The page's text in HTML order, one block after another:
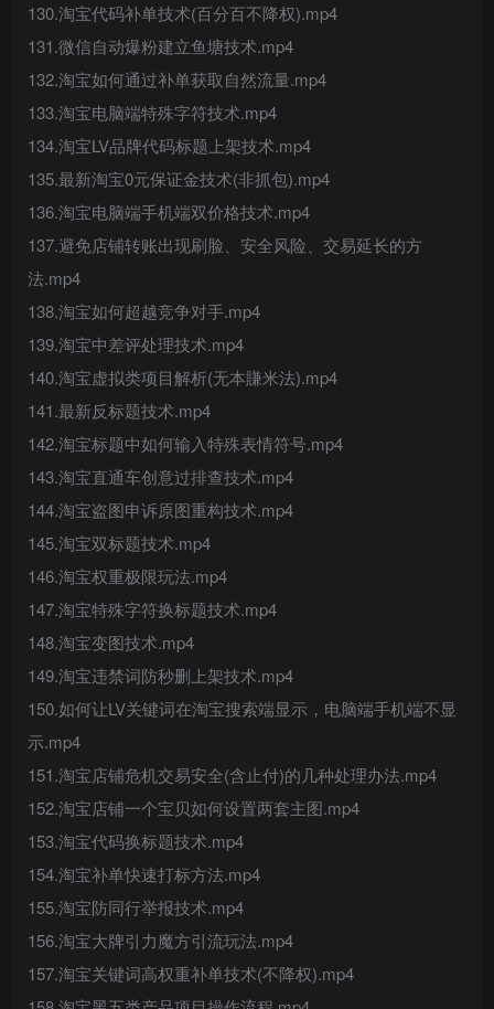
130.淘宝代码补单技术(百分百不降权).mp4
131.微信自动爆粉建立鱼塘技术.mp4
132.淘宝如何通过补单获取自然流量.mp4
133.淘宝电脑端特殊字符技术.mp4
134.淘宝LV品牌代码标题上架技术.mp4
135.最新淘宝0元保证金技术(非抓包).mp4
136.淘宝电脑端手机端双价格技术.mp4
137.避免店铺转账出现刷脸、安全风险、交易延长的方
法.mp4
138.淘宝如何超越竞争对手.mp4
139.淘宝中差评处理技术.mp4
140.淘宝虚拟类项目解析(无本賺米法).mp4
141.最新反标题技术.mp4
142.淘宝标题中如何输入特殊表情符号.mp4
143.淘宝直通车创意过排查技术.mp4
144.淘宝盗图申诉原图重构技术.mp4
145.淘宝双标题技术.mp4
146.淘宝权重极限玩法.mp4
147.淘宝特殊字符换标题技术.mp4
148.淘宝变图技术.mp4
149.淘宝违禁词防秒删上架技术.mp4
150.如何让LV关键词在淘宝搜索端显示，电脑端手机端不显
示.mp4
151.淘宝店铺危机交易安全(含止付)的几种处理办法.mp4
152.淘宝店铺一个宝贝如何设置两套主图.mp4
153.淘宝代码换标题技术.mp4
154.淘宝补单快速打标方法.mp4
155.淘宝防同行举报技术.mp4
156.淘宝大牌引力魔方引流玩法.mp4
157.淘宝关键词高权重补单技术(不降权).mp4